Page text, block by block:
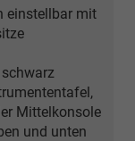
einstellbar mit
Mittelkonsole
und unten